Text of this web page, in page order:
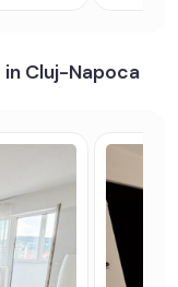
Cluj-Napoca